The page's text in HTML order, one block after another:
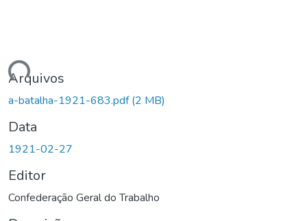
Arquivos
a-batalha-1921-683.pdf(2 MB)
Data
1921-02-27
Editor
Confederação Geral do Trabalho